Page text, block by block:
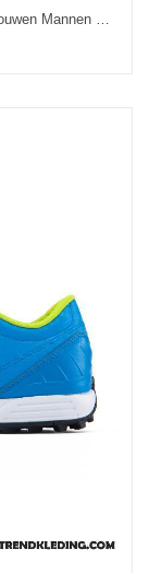
Voetbalschoenen Heren Echte Kind Opleiding Vrouwen Mannen Concurrentie Zwart